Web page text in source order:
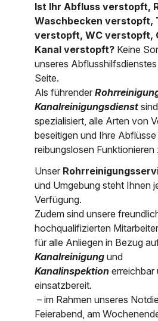
Über uns
Kontakt
Ist Ihr Abfluss verstopft,
Waschbecken verstopft,
verstopft, WC verstopft,
Kanal verstopft? Keine
unseres
Seite.
Als führender
Kanalreinigungsdienst
spezialisiert, alle Arten von
beseitigen und Ihre
reibungslosen Funktionieren
Unser
und Umgebung steht Ihnen
Verfügung.
Zudem sind unsere
hochqualifizierten
für alle Anliegen in Bezug
Kanalreinigung und
Kanalinspektion erreichbar
einsatzbereit.
– im Rahmen unseres
Feierabend, am